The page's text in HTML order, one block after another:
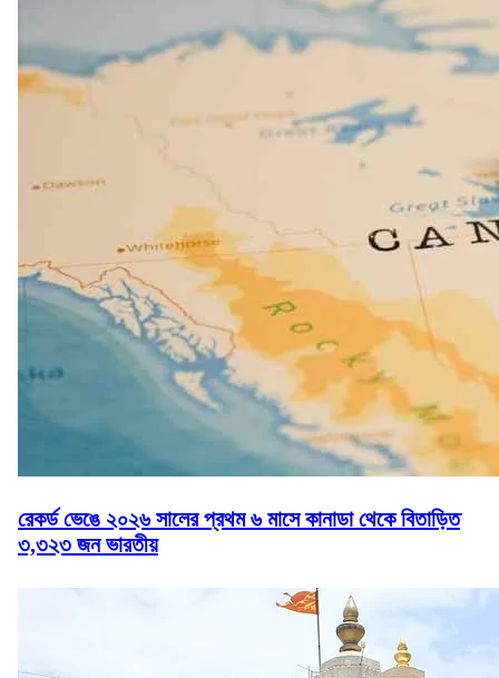
রেকর্ড ভেঙে ২০২৬ সালের প্রথম ৬ মাসে কানাডা থেকে বিতাড়িত
৩,৩২৩ জন ভারতীয়